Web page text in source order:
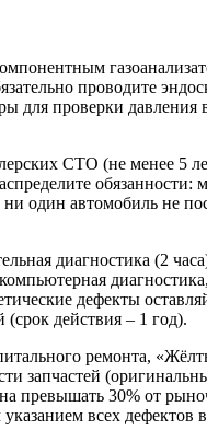
проводите
проверки
СТО (не менее 5
автомобиль не
диагностика (2
дефекты
действия – 1 год).
ремонта,
запчастей
превышать 30% от
всех дефектов